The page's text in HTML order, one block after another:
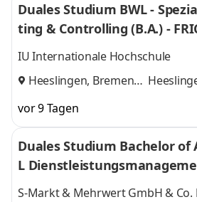
Duales Studium BWL -
ting & Controlling (B.A.) -
o. KG
IU Internationale Hochschule
Heeslingen, Bremen
vor 9 Tagen
Duales Studium Bachelor of
L
S-Markt & Mehrwert GmbH & Co.